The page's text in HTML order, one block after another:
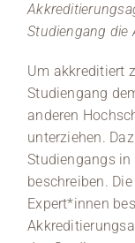
Studiengang die
Um akkreditiert
Studiengang
anderen
unterziehen.
Studiengangs
beschreiben.
Expert*innen